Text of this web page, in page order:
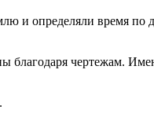
определяли время по
чертежам.